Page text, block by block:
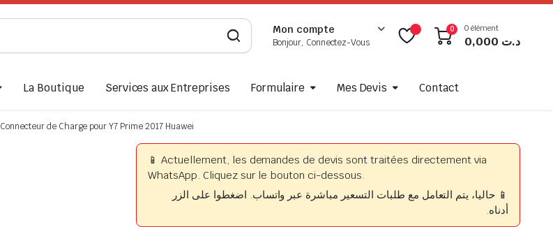
Mon compte
Bonjour, Connectez-Vous
0 0 élément
د.ت
La Boutique Services aux Entreprises Formulaire Mes Devis Contact
Connecteur de Charge pour Y7 Prime 2017 Huawei
📱 Actuellement, les demandes de devis sont traitées directement via
WhatsApp. Cliquez sur le bouton ci-dessous.
📱 حاليا، يتم التعامل مع طلبات التسعير مباشرة عبر واتساب. اضغطوا على الزر
أدناه.